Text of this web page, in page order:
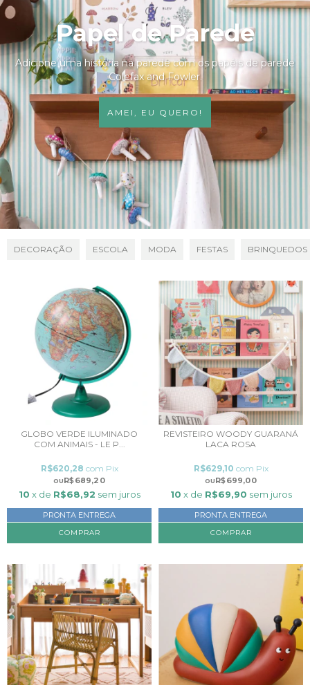
Papel de Parede
Adicione uma história na parede com os papéis de parede
Colefax and Fowler.
AMEI, EU QUERO!
DECORAÇÃO ESCOLA MODA FESTAS BRINQUEDOS
GLOBO VERDE ILUMINADO
COM ANIMAIS - LE P...
R$689,20
R$620,28 com Pix
10 x de R$68,92 sem juros
PRONTA ENTREGA
REVISTEIRO WOODY GUARANÁ
LACA ROSA
R$699,00
R$629,10 com Pix
10 x de R$69,90 sem juros
PRONTA ENTREGA
COMPRAR